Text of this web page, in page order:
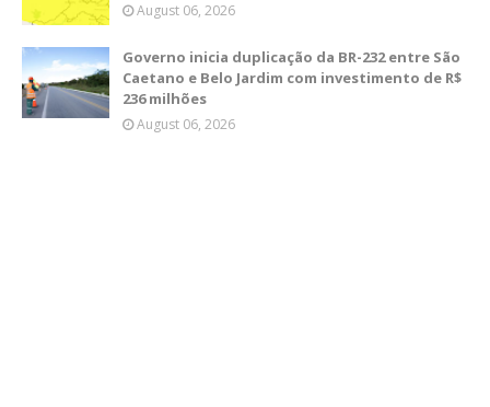
August 06, 2026
Governo inicia duplicação da BR-232 entre São
Caetano e Belo Jardim com investimento de R$
236 milhões
August 06, 2026